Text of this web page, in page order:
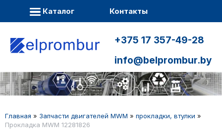
Каталог Контакты
+375 17 357-49-28
info@belprombur.by
Главная » Запчасти двигателей MWM » прокладки, втулки »
Прокладка MWM 12281826